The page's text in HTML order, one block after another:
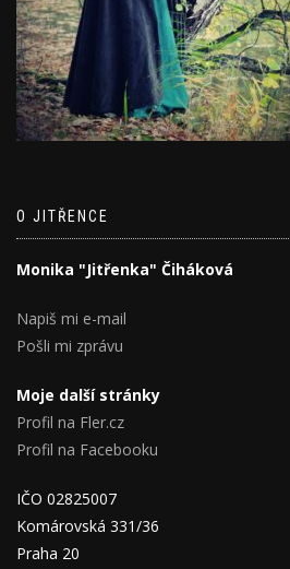
O JITŘENCE
Monika "Jitřenka" Čiháková
Napiš mi e-mail
Pošli mi zprávu
Moje další stránky
Profil na Fler.cz
Profil na Facebooku
IČO 02825007
Komárovská 331/36
Praha 20